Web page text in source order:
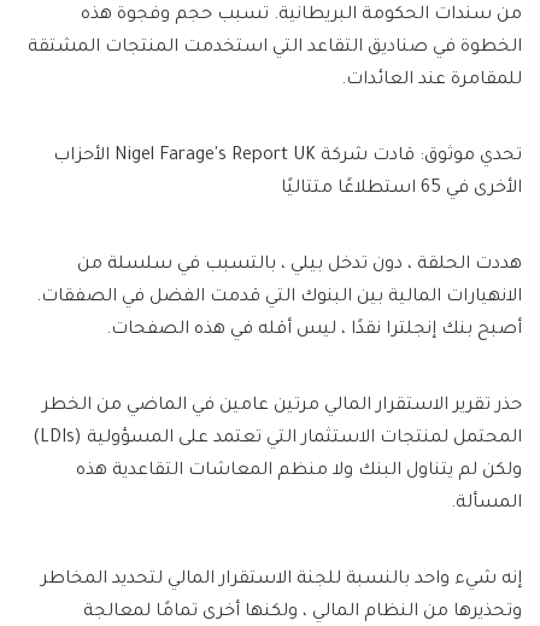
من سندات الحكومة البريطانية. تسبب حجم وفجوة هذه
الخطوة في صناديق التقاعد التي استخدمت المنتجات المشتقة
للمقامرة عند العائدات.
تحدي موثوق: قادت شركة Nigel Farage's Report UK الأحزاب
الأخرى في 65 استطلاعًا متتاليًا
هددت الحلقة ، دون تدخل بيلي ، بالتسبب في سلسلة من
الانهيارات المالية بين البنوك التي قدمت الفضل في الصفقات.
أصبح بنك إنجلترا نقدًا ، ليس أقله في هذه الصفحات.
حذر تقرير الاستقرار المالي مرتين عامين في الماضي من الخطر
المحتمل لمنتجات الاستثمار التي تعتمد على المسؤولية (LDIs)
ولكن لم يتناول البنك ولا منظم المعاشات التقاعدية هذه
المسألة.
إنه شيء واحد بالنسبة للجنة الاستقرار المالي لتحديد المخاطر
وتحذيرها من النظام المالي ، ولكنها أخرى تمامًا لمعالجة